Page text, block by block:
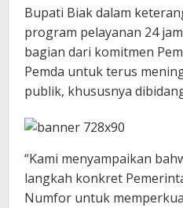
Bupati Biak dalam
program pelayanan 24
bagian dari komitmen
Pemda untuk terus
publik, khususnya
“Kami menyampaikan
langkah konkret
Numfor untuk